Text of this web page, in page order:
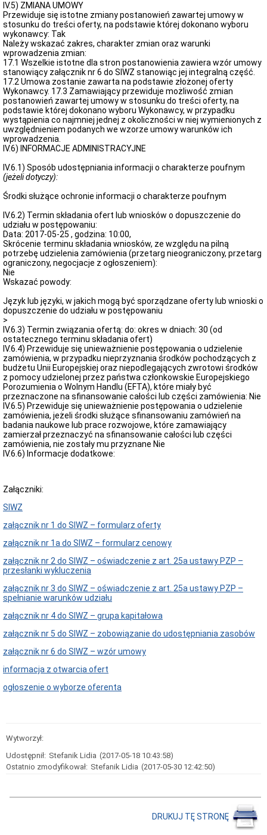
IV.5) ZMIANA UMOWY
Przewiduje się istotne zmiany postanowień zawartej umowy w
stosunku do treści oferty, na podstawie której dokonano wyboru
wykonawcy: Tak
Należy wskazać zakres, charakter zmian oraz warunki
wprowadzenia zmian:
17.1 Wszelkie istotne dla stron postanowienia zawiera wzór umowy
stanowiący załącznik nr 6 do SIWZ stanowiąc jej integralną część.
17.2 Umowa zostanie zawarta na podstawie złożonej oferty
Wykonawcy. 17.3 Zamawiający przewiduje możliwość zmian
postanowień zawartej umowy w stosunku do treści oferty, na
podstawie której dokonano wyboru Wykonawcy, w przypadku
wystąpienia co najmniej jednej z okoliczności w niej wymienionych z
uwzględnieniem podanych we wzorze umowy warunków ich
wprowadzenia.
IV.6) INFORMACJE ADMINISTRACYJNE
IV.6.1) Sposób udostępniania informacji o charakterze poufnym
(jeżeli dotyczy):
Środki służące ochronie informacji o charakterze poufnym
IV.6.2) Termin składania ofert lub wniosków o dopuszczenie do
udziału w postępowaniu:
Data: 2017-05-25 , godzina: 10:00,
Skrócenie terminu składania wniosków, ze względu na pilną
potrzebę udzielenia zamówienia (przetarg nieograniczony, przetarg
ograniczony, negocjacje z ogłoszeniem):
Nie
Wskazać powody:
Język lub języki, w jakich mogą być sporządzane oferty lub wnioski o
dopuszczenie do udziału w postępowaniu
>
IV.6.3) Termin związania ofertą: do: okres w dniach: 30 (od
ostatecznego terminu składania ofert)
IV.6.4) Przewiduje się unieważnienie postępowania o udzielenie
zamówienia, w przypadku nieprzyznania środków pochodzących z
budżetu Unii Europejskiej oraz niepodlegających zwrotowi środków
z pomocy udzielonej przez państwa członkowskie Europejskiego
Porozumienia o Wolnym Handlu (EFTA), które miały być
przeznaczone na sfinansowanie całości lub części zamówienia: Nie
IV.6.5) Przewiduje się unieważnienie postępowania o udzielenie
zamówienia, jeżeli środki służące sfinansowaniu zamówień na
badania naukowe lub prace rozwojowe, które zamawiający
zamierzał przeznaczyć na sfinansowanie całości lub części
zamówienia, nie zostały mu przyznane Nie
IV.6.6) Informacje dodatkowe:
Załączniki:
SIWZ
załącznik nr 1 do SIWZ – formularz oferty
załącznik nr 1a do SIWZ – formularz cenowy
załącznik nr 2 do SIWZ – oświadczenie z art. 25a ustawy PZP –
przesłanki wykluczenia
załącznik nr 3 do SIWZ – oświadczenie z art. 25a ustawy PZP –
spełnianie warunków udziału
załącznik nr 4 do SIWZ – grupa kapitałowa
załącznik nr 5 do SIWZ – zobowiązanie do udostępniania zasobów
załącznik nr 6 do SIWZ – wzór umowy
informacja z otwarcia ofert
ogłoszenie o wyborze oferenta
Wytworzył:
Udostępnił: Stefanik Lidia (2017-05-18 10:43:58)
Ostatnio zmodyfikował: Stefanik Lidia (2017-05-30 12:42:50)
DRUKUJ TĘ STRONĘ